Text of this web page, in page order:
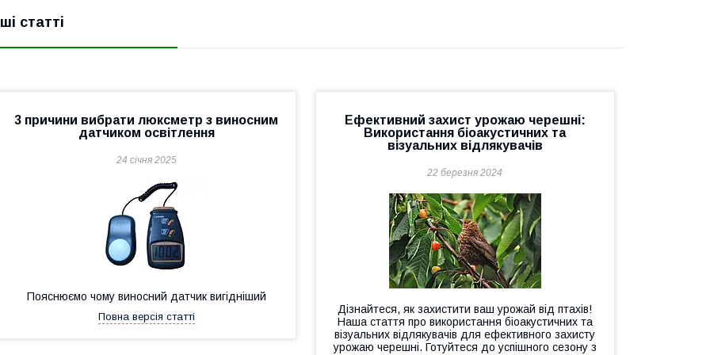
статті
3 причини вибрати люксметр з виносним
датчиком освітлення
24 січня 2025
Пояснюємо чому виносний датчик вигідніший
Повна версія статті
Ефективний захист урожаю черешні:
Використання біоакустичних та
візуальних відлякувачів
22 березня 2024
Дізнайтеся, як захистити ваш урожай від птахів!
Наша стаття про використання біоакустичних та
візуальних відлякувачів для ефективного захисту
урожаю черешні. Готуйтеся до успішного сезону з